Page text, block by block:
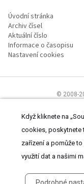
Úvodní stránka
Archiv čísel
Aktuální číslo
Informace o časopisu
Nastavení cookies
© 2008-
zdravotnictví.Čtěte
Když kliknete na
cookies, poskytnete
zařízení a pomůže
využití dat a našimi